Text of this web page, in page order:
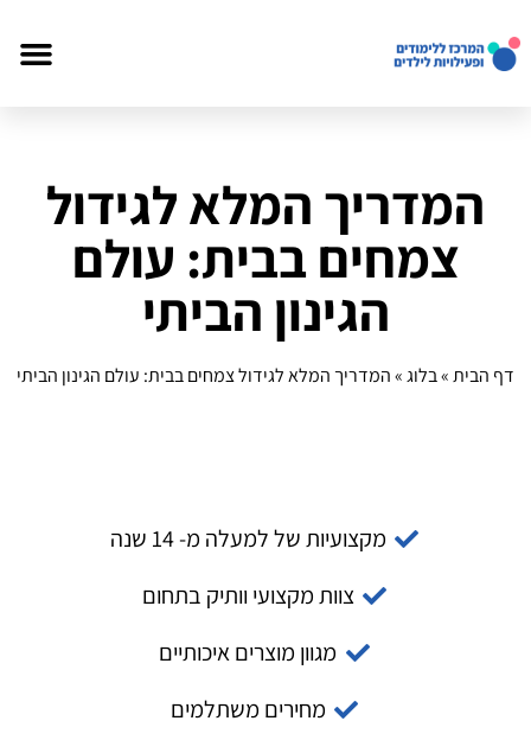
המדריך המלא לגידול
צמחים בבית: עולם
הגינון הביתי
דף הבית»בלוג»המדריך המלא לגידול צמחים בבית: עולם הגינון הביתי
מקצועיות של למעלה מ- 14 שנה
צוות מקצועי וותיק בתחום
מגוון מוצרים איכותיים
מחירים משתלמים